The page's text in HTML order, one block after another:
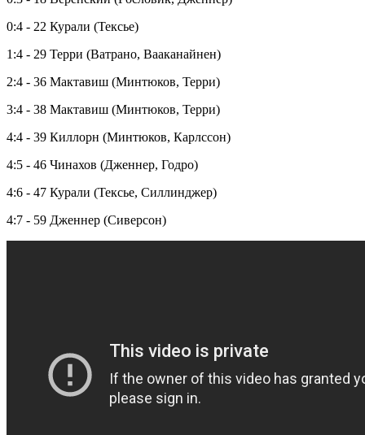
0:4 - 22 Курали (Тексье)
1:4 - 29 Терри (Ватрано, Вааканайнен)
2:4 - 36 Мактавиш (Минтюков, Терри)
3:4 - 38 Мактавиш (Минтюков, Терри)
4:4 - 39 Киллорн (Минтюков, Карлссон)
4:5 - 46 Чинахов (Дженнер, Годро)
4:6 - 47 Курали (Тексье, Силлинджер)
4:7 - 59 Дженнер (Сиверсон)